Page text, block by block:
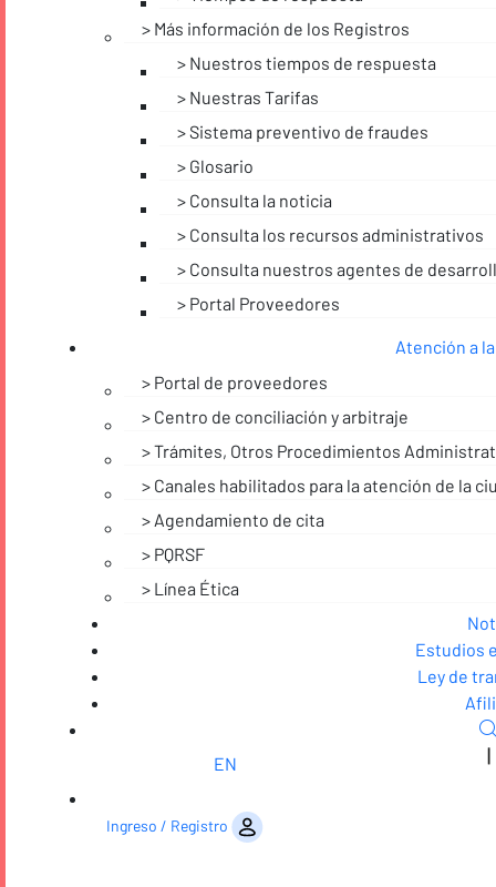
Más información de los Registros
Nuestros tiempos de respuesta
Nuestras Tarifas
Sistema preventivo de fraudes
Glosario
Consulta la noticia
Consulta los recursos administrativos
Consulta nuestros agentes de
Portal Proveedores
Atención a
Portal de proveedores
Centro de conciliación y arbitraje
Trámites, Otros Procedimientos
Canales habilitados para la atención de la
Agendamiento de cita
PQRSF
Línea Ética
Estudios
Ley de
EN |
Ingreso / Registro